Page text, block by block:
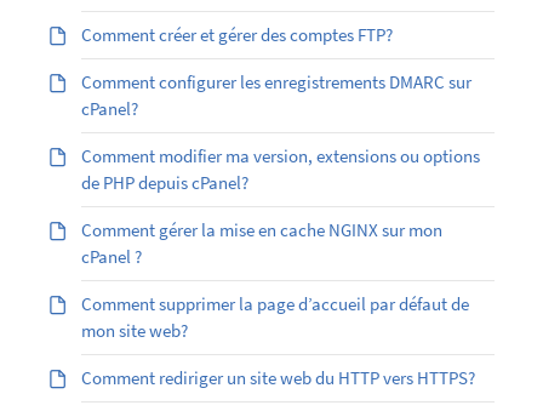
Comment créer et gérer des comptes FTP?
Comment configurer les enregistrements DMARC sur
cPanel?
Comment modifier ma version, extensions ou options
de PHP depuis cPanel?
Comment gérer la mise en cache NGINX sur mon
cPanel ?
Comment supprimer la page d’accueil par défaut de
mon site web?
Comment rediriger un site web du HTTP vers HTTPS?